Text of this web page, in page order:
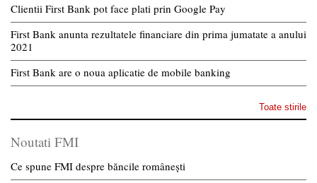
Clientii First Bank pot face plati prin Google Pay
First Bank anunta rezultatele financiare din prima jumatate a anului
2021
First Bank are o noua aplicatie de mobile banking
Toate stirile
Noutati FMI
Ce spune FMI despre băncile românești